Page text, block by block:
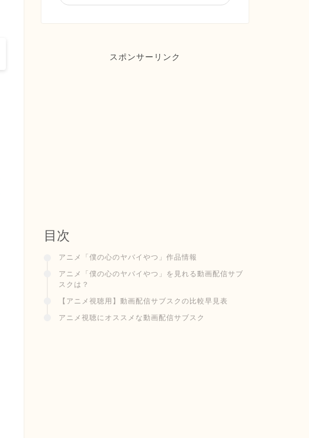
スポンサーリンク
目次
アニメ「僕の心のヤバイやつ」作品情報
アニメ「僕の心のヤバイやつ」を見れる動画配信サブ
スクは？
【アニメ視聴用】動画配信サブスクの比較早見表
アニメ視聴にオススメな動画配信サブスク